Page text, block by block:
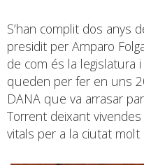
S’han complit dos anys
presidit per Amparo
de com és la legislatura
queden per fer en uns
DANA que va arrasar
Torrent deixant
vitals per a la ciutat molt